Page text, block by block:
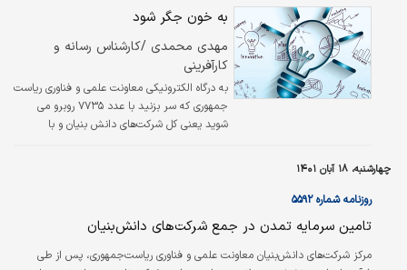
معاونت علمی و فناوری ریاست‌جمهوری و صندوق نوآوری و شکوفایی با بیان این
مطلب افزود: توجیه طرح‌هایی که توسط شرکت‌‌های دانش‌‌بنیان برای دریافت
تسهیلات به بانک‌ها ارائه می‌شود، اهمیت فراوانی دارد و در بانک صادرات…
به خون جگر شود
مهدی محمدی /کارشناس رسانه و
کارآفرینی
به درگاه الکترونیکی معاونت علمی و فناوری ریاست
جمهوری که سر بزنید با عدد ۷۷۳۵ روبرو می
شوید یعنی کل شرکت‌های دانش بنیان و با
چندانی نداشته است، یعنی ثبت جدید صورت
چهارشنبه، ۱۸ آبان ۱۴۰۱
روزنامه شماره ۵۵۹۲
تامین سرمایه تمدن در جمع شرکت‌های دانش‌‌‌بنیان
مرکز شرکت‌های دانش‌بنیان معاونت علمی و فناوری ریاست‌جمهوری، پس از طی